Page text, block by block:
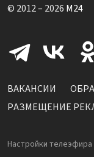
© 2012 – 2026 M24
ВАКАНСИИ
РАЗМЕЩЕНИЕ
Настройки телеэфира